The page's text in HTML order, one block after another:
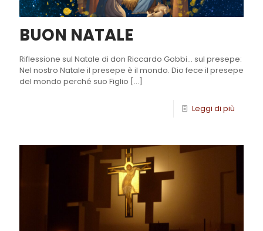
BUON NATALE
Riflessione sul Natale di don Riccardo Gobbi… sul presepe:
Nel nostro Natale il presepe è il mondo. Dio fece il presepe
del mondo perché suo Figlio […]
Leggi di più